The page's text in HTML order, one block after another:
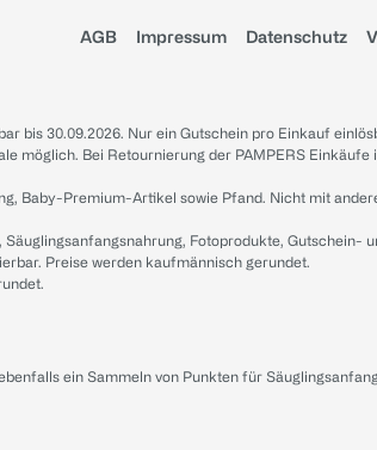
AGB Impressum Datenschutz
bis 30.09.2026. Nur ein Gutschein pro Einkauf
möglich. Bei Retournierung der PAMPERS
Baby-Premium-Artikel sowie Pfand. Nicht mit
Fotoprodukte, Gutschein-
Preise werden kaufmännisch gerundet.
ein Sammeln von Punkten für